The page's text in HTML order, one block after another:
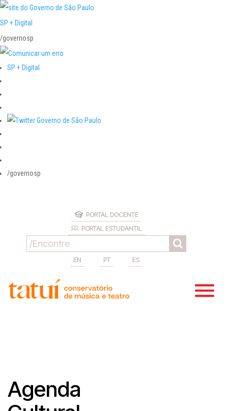
SP + Digital
/governosp
SP + Digital
/governosp
PORTAL DOCENTE
PORTAL ESTUDANTIL
EN PT ES
Agenda